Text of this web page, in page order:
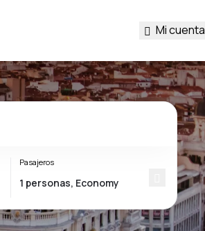
Mi cuenta
Pasajeros